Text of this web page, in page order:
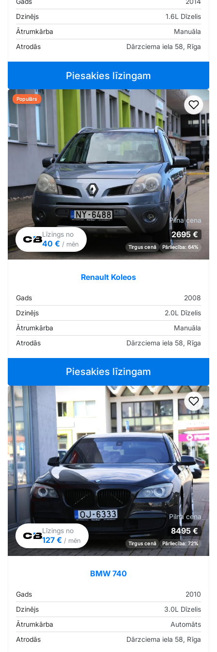
Dzinējs
1.6L Dīzelis
Ātrumkārba
Manuāla
Atrodās
Dārzciema iela 58, Rīga
Piesakies līzingam
Populārs
Līzings no
40 € / mēn
Pilna cena
2695 €
Tirgus cenā Pārliecība: 64%
Renault Koleos
Gads
2008
Dzinējs
2.0L Dīzelis
Ātrumkārba
Manuāla
Atrodās
Dārzciema iela 58, Rīga
Piesakies līzingam
Līzings no
127 € / mēn
Pilna cena
8495 €
Tirgus cenā Pārliecība: 72%
BMW 740
Gads
2010
Dzinējs
3.0L Dīzelis
Ātrumkārba
Automāts
Atrodās
Dārzciema iela 58, Rīga